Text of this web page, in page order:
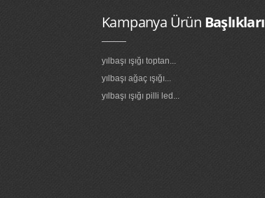
Kampanya Ürün Başlıkları
yılbaşı ışığı toptan...
yılbaşı ağaç ışığı...
yılbaşı ışığı pilli led...